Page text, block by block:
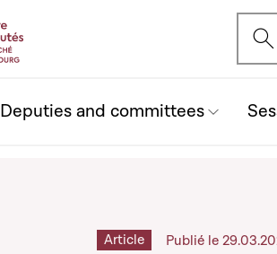
Deputies and committees
Article Publié le